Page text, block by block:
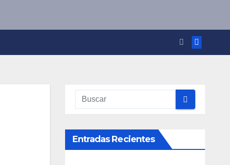
Entradas Recientes